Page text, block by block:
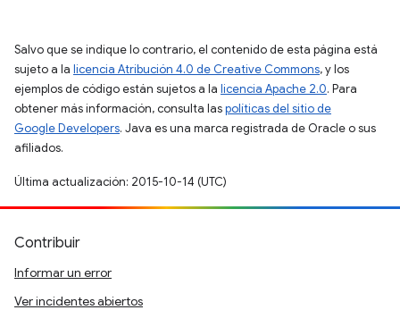
Salvo que se indique lo contrario, el contenido de esta página está
sujeto a la licencia Atribución 4.0 de Creative Commons, y los
ejemplos de código están sujetos a la licencia Apache 2.0. Para
obtener más información, consulta laspolíticas del sitio de
Google Developers. Java es una marca registrada de Oracle o sus
afiliados.
Última actualización: 2015-10-14 (UTC)
Contribuir
Informar un error
Ver incidentes abiertos